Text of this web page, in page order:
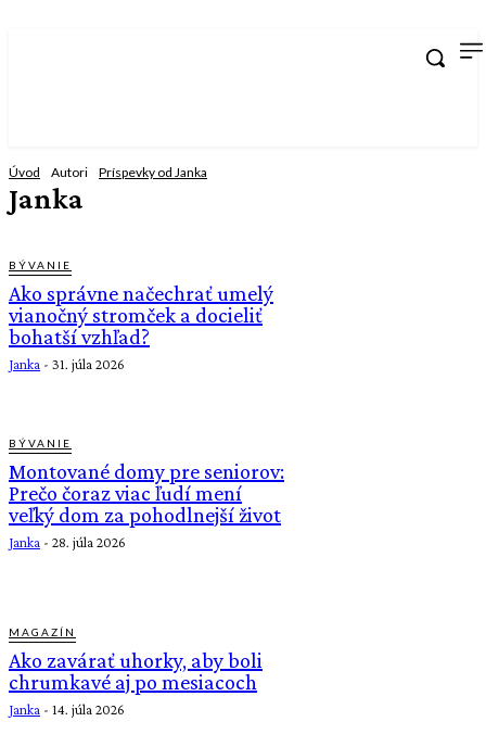
Úvod Autori Príspevky od Janka
Janka
BÝVANIE
Ako správne načechrať umelý
vianočný stromček a docieliť
bohatší vzhľad?
Janka - 31. júla 2026
BÝVANIE
Montované domy pre seniorov:
Prečo čoraz viac ľudí mení
veľký dom za pohodlnejší život
Janka - 28. júla 2026
MAGAZÍN
Ako zavárať uhorky, aby boli
chrumkavé aj po mesiacoch
Janka - 14. júla 2026